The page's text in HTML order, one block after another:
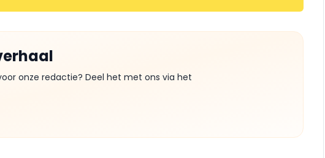
onze redactie? Deel het met ons via het